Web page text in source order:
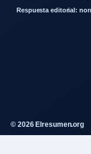
Respuesta editorial:
© 2026 Elresumen.org